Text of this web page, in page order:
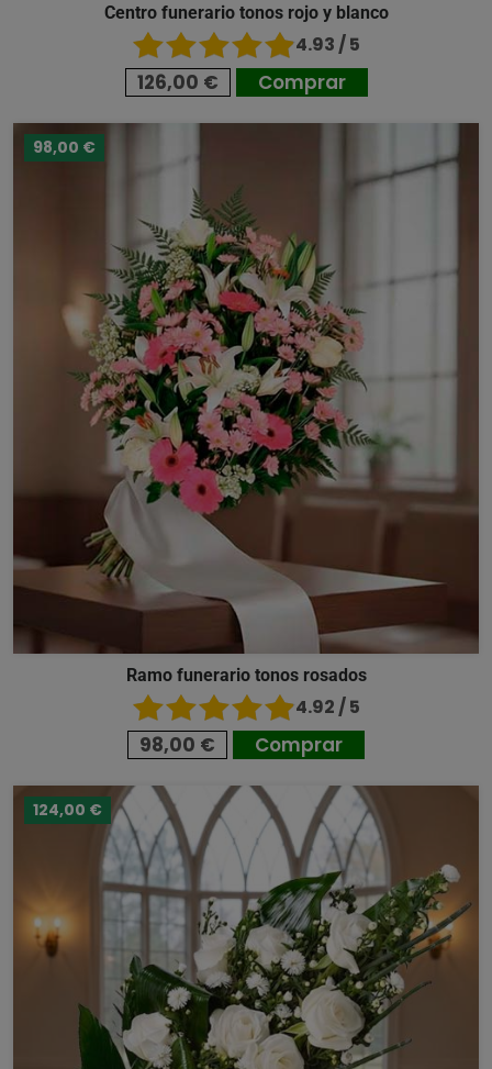
Centro funerario tonos rojo y blanco
4.93 / 5
126,00 € Comprar
98,00 €
Ramo funerario tonos rosados
4.92 / 5
98,00 € Comprar
124,00 €